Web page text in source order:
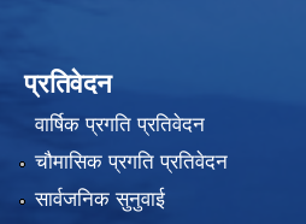
प्रतिवेदन
वार्षिक प्रगति प्रतिवेदन
चौमासिक प्रगति प्रतिवेदन
सार्वजनिक सुनुवाई